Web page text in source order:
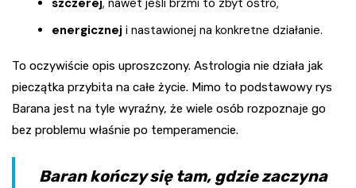
szczerej, nawet jeśli brzmi to zbyt ostro,
energicznej i nastawionej na konkretne działanie.
To oczywiście opis uproszczony. Astrologia nie działa jak
pieczątka przybita na całe życie. Mimo to podstawowy rys
Barana jest na tyle wyraźny, że wiele osób rozpoznaje go
bez problemu właśnie po temperamencie.
Baran kończy się tam, gdzie zaczyna